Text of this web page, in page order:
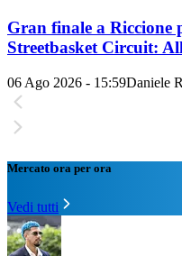
Gran finale a Riccione
Streetbasket Circuit:
06 Ago 2026 - 15:59Daniele
Mercato ora per ora
Vedi tutti